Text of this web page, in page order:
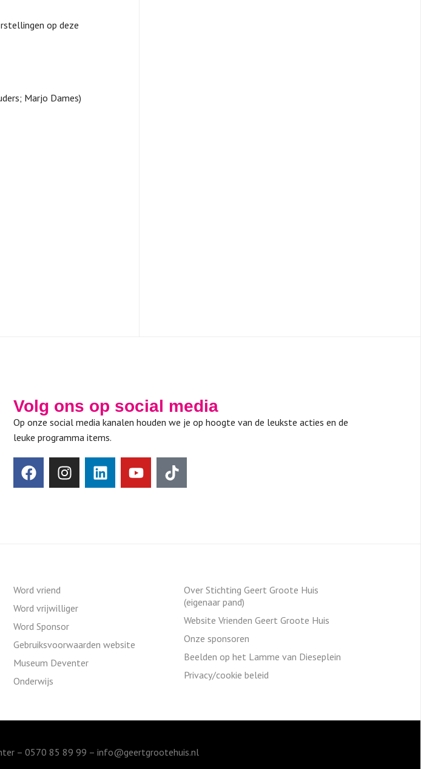
op deze
Marjo Dames)
Volg ons op social media
Op onze social media kanalen houden we je op hoogte van de leukste acties en de
leuke programma items.
Word vriend
Word vrijwilliger
Word Sponsor
Gebruiksvoorwaarden website
Museum Deventer
Onderwijs
Over Stichting Geert Groote Huis
(eigenaar pand)
Website Vrienden Geert Groote Huis
Onze sponsoren
Beelden op het Lamme van Dieseplein
Privacy/cookie beleid
– 0570 85 89 99 – info@geertgrootehuis.nl